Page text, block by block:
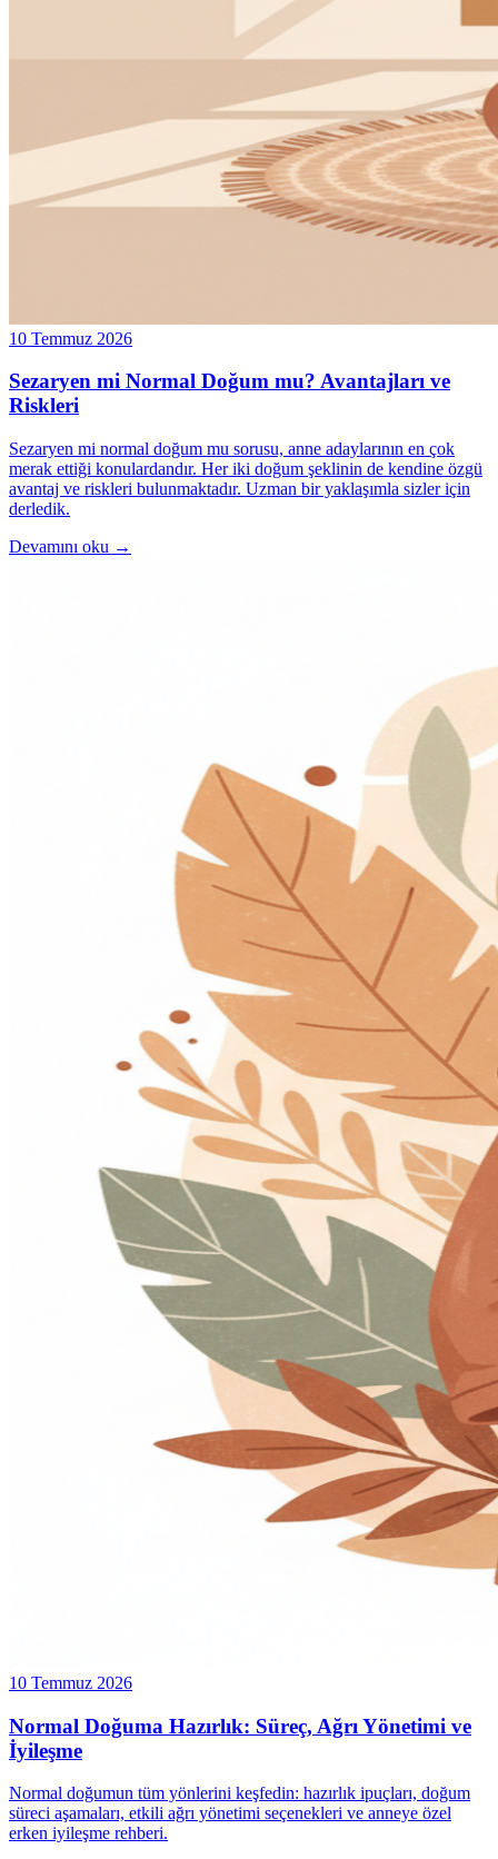
10 Temmuz 2026
Sezaryen mi Normal Doğum mu? Avantajları ve
Riskleri
Sezaryen mi normal doğum mu sorusu, anne adaylarının en çok
merak ettiği konulardandır. Her iki doğum şeklinin de kendine özgü
avantaj ve riskleri bulunmaktadır. Uzman bir yaklaşımla sizler için
derledik.
Devamını oku →
10 Temmuz 2026
Normal Doğuma Hazırlık: Süreç, Ağrı Yönetimi ve
İyileşme
Normal doğumun tüm yönlerini keşfedin: hazırlık ipuçları, doğum
süreci aşamaları, etkili ağrı yönetimi seçenekleri ve anneye özel
erken iyileşme rehberi.